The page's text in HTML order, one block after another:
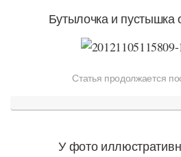
Бутылочка и пустышка
Статья продолжается
У фото